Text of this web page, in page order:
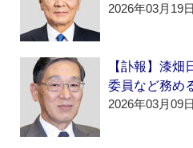
2026年03月19
【訃報】漆畑
委員など務め
2026年03月09